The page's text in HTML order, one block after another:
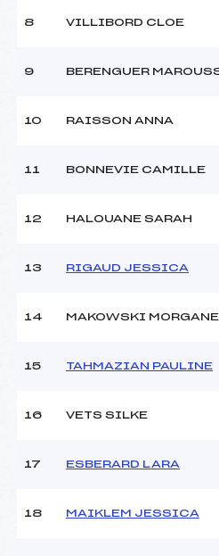
Ouvreurs B :
Neige :
Ouvreurs A :
Température départ :
Catégorie :
8 VILLIBORD CLOE
9 BERENGUER
10 RAISSON ANNA
11 BONNEVIE CAMILLE
12 HALOUANE SARAH
13 RIGAUD JESSICA
14 MAKOWSKI MORGANE
15 TAHMAZIAN PAULINE
16 VETS SILKE
17 ESBERARD LARA
18 MAIKLEM JESSICA